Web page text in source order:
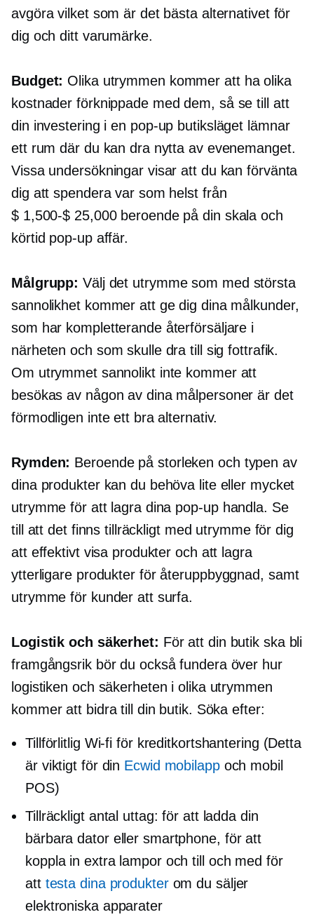
avgöra vilket som är det bästa alternativet för
dig och ditt varumärke.
Budget: Olika utrymmen kommer att ha olika
kostnader förknippade med dem, så se till att
din investering i en pop-up butiksläget lämnar
ett rum där du kan dra nytta av evenemanget.
Vissa undersökningar visar att du kan förvänta
dig att spendera var som helst från
$ 1,500-$ 25,000beroende på din skala och
körtid pop-upaffär.
Målgrupp: Välj det utrymme som med största
sannolikhet kommer att ge dig dina målkunder,
som har kompletterande återförsäljare i
närheten och som skulle dra till sig fottrafik.
Om utrymmet sannolikt inte kommer att
besökas av någon av dina målpersoner är det
förmodligen inte ett bra alternativ.
Rymden: Beroende på storleken och typen av
dina produkter kan du behöva lite eller mycket
utrymme för att lagra dina pop-uphandla. Se
till att det finns tillräckligt med utrymme för dig
att effektivt visa produkter och att lagra
ytterligare produkter föråteruppbyggnad, samt
utrymme för kunder att surfa.
Logistik och säkerhet: För att din butik ska bli
framgångsrik bör du också fundera över hur
logistiken och säkerheten i olika utrymmen
kommer att bidra till din butik. Söka efter:
Tillförlitlig Wi-fi för kreditkortshantering (Detta
är viktigt för din Ecwid mobilappoch mobil
POS)
Tillräckligt antal uttag: för att ladda din
bärbara dator eller smartphone, för att
koppla in extra lampor och till och med för
att testa dina produkterom du säljer
elektroniska apparater